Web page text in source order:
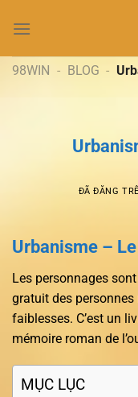
đến
dung98WIN - BLOG -
ĐÃ ĐĂNG
Urbanisme –
Les personnages
gratuit des personnes
faiblesses. C’est un
mémoire roman de
MỤC LỤC